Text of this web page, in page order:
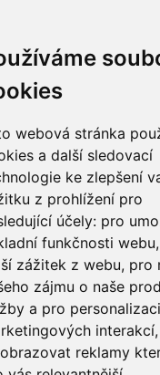
webová stránka
a další sledovací
ke zlepšení
z prohlížení pro
účely: pro
funkčnosti webu,
zážitek z webu, pro
zájmu o naše
a pro personalizaci
interakcí,
reklamy
důležitých zpráv ze
informaci?
spolupracovat?
Martina